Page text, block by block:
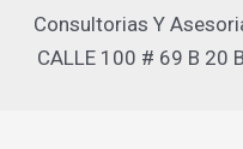
Consultorias Y
CALLE 100 # 69 B 20